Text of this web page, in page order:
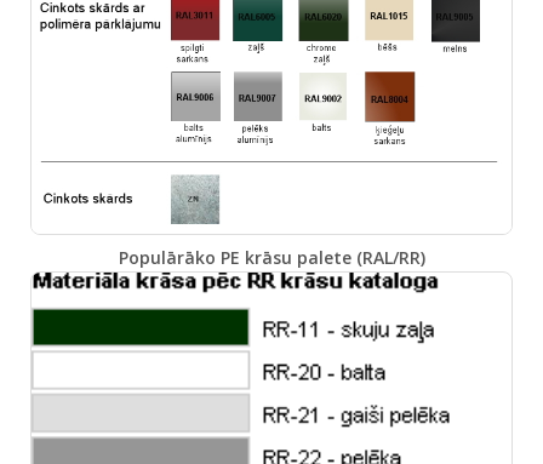
Populārāko PE krāsu palete (RAL/RR)